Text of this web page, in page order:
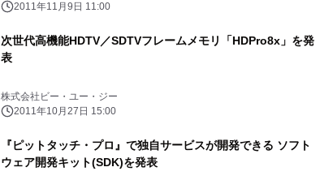
2011年11月9日 11:00
次世代高機能HDTV／SDTVフレームメモリ「HDPro8x」を発
表
株式会社ビー・ユー・ジー
2011年10月27日 15:00
『ピットタッチ・プロ』で独自サービスが開発できる ソフト
ウェア開発キット(SDK)を発表